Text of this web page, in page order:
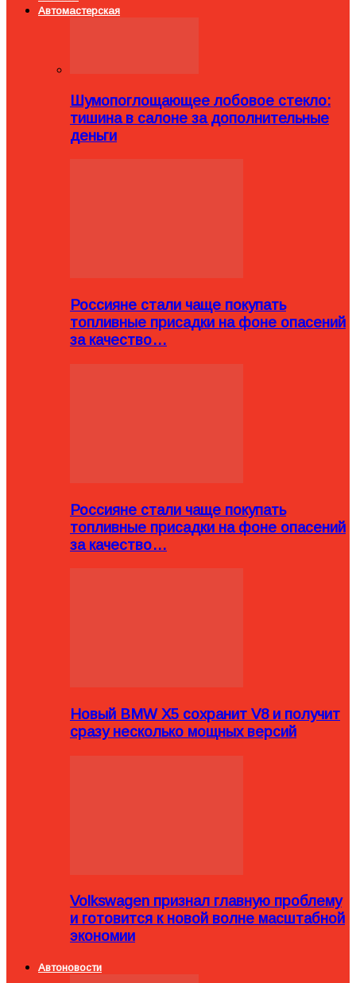
Автомастерская
Шумопоглощающее лобовое стекло:
тишина в салоне за дополнительные
деньги
Россияне стали чаще покупать
топливные присадки на фоне опасений
за качество…
Россияне стали чаще покупать
топливные присадки на фоне опасений
за качество…
Новый BMW X5 сохранит V8 и получит
сразу несколько мощных версий
Volkswagen признал главную проблему
и готовится к новой волне масштабной
экономии
Автоновости